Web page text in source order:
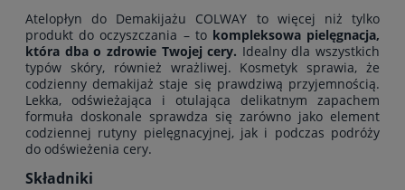
Atelopłyn do Demakijażu COLWAY to więcej niż tylko
produkt do oczyszczania – to kompleksowa pielęgnacja,
która dba o zdrowie Twojej cery. Idealny dla wszystkich
typów skóry, również wrażliwej. Kosmetyk sprawia, że
codzienny demakijaż staje się prawdziwą przyjemnością.
Lekka, odświeżająca i otulająca delikatnym zapachem
formuła doskonale sprawdza się zarówno jako element
codziennej rutyny pielęgnacyjnej, jak i podczas podróży
do odświeżenia cery.
Składniki